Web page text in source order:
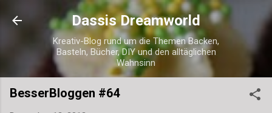
Direkt zum Hauptbereich
Dassis Dreamworld
Kreativ-Blog rund um die Themen Backen,
Basteln, Bücher, DIY und den alltäglichen
Wahnsinn
BesserBloggen #64